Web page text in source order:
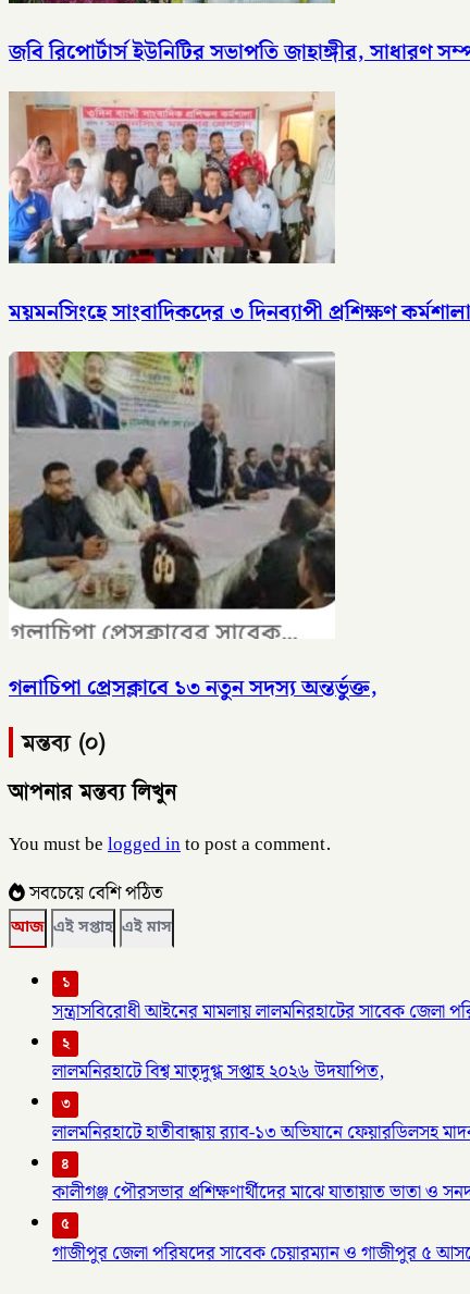
জবি রিপোর্টার্স ইউনিটির সভাপতি জাহাঙ্গীর, সাধারণ
ময়মনসিংহে সাংবাদিকদের ৩ দিনব্যাপী প্রশিক্ষণ
গলাচিপা প্রেসক্লাবে ১৩ নতুন সদস্য অন্তর্ভুক্ত,
মন্তব্য (০)
আপনার মন্তব্য লিখুন
You must belogged into post a comment.
সবচেয়ে বেশি পঠিত
আজ এই সপ্তাহ এই মাস
১
সন্ত্রাসবিরোধী আইনের মামলায় লালমনিরহাটের সাবেক জেলা
২
লালমনিরহাটে বিশ্ব মাতৃদুগ্ধ সপ্তাহ ২০২৬ উদযাপিত,
৩
লালমনিরহাটে হাতীবান্ধায় র‌্যাব-১৩ অভিযানে ফেয়ারডিলসহ
৪
কালীগঞ্জ পৌরসভার প্রশিক্ষণার্থীদের মাঝে যাতায়াত ভাতা ও
৫
গাজীপুর জেলা পরিষদের সাবেক চেয়ারম্যান ও গাজীপুর ৫